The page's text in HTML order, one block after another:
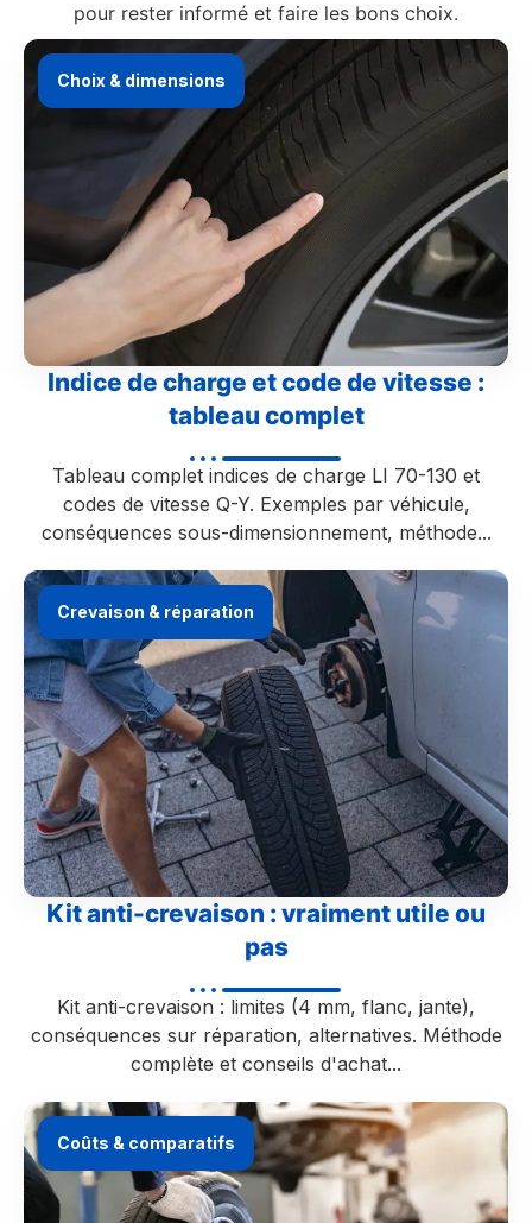
pour rester informé et faire les bons choix.
Choix & dimensions
Indice de charge et code de vitesse :
tableau complet
Tableau complet indices de charge LI 70-130 et
codes de vitesse Q-Y. Exemples par véhicule,
conséquences sous-dimensionnement, méthode...
Crevaison & réparation
Kit anti-crevaison : vraiment utile ou
pas
Kit anti-crevaison : limites (4 mm, flanc, jante),
conséquences sur réparation, alternatives. Méthode
complète et conseils d'achat...
Coûts & comparatifs